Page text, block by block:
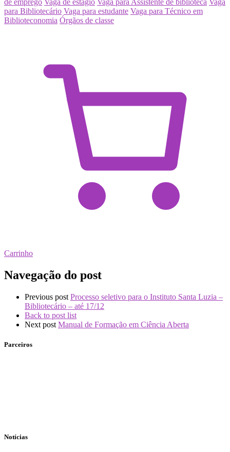
para Bibliotecário Vaga para estudante Vaga para Técnico em
Biblioteconomia Órgãos de classe
Carrinho
Navegação do post
Previous post Processo seletivo para o Instituto Santa Luzia –
Bibliotecário – até 17/12
Back to post list
Next post Manual de Formação em Ciência Aberta
Parceiros
Notícias